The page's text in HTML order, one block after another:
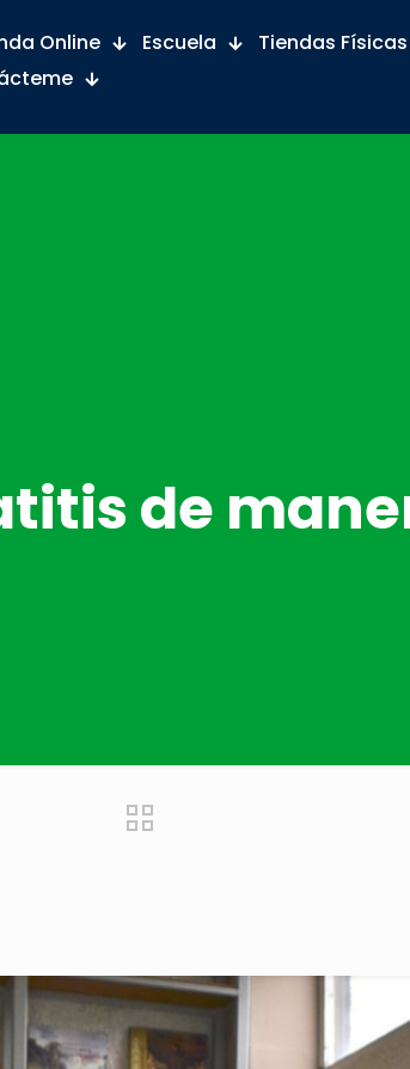
Online Escuela
Tiendas Físicas
de